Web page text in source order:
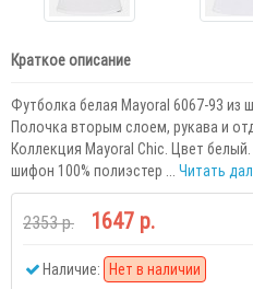
Краткое описание
Футболка белая Mayoral 6067-93 из
Полочка вторым слоем, рукава и
Коллекция Mayoral Chic. Цвет
шифон 100% полиэстер ... Читать
2353 р. 1647 р.
Наличие: Нет в наличии